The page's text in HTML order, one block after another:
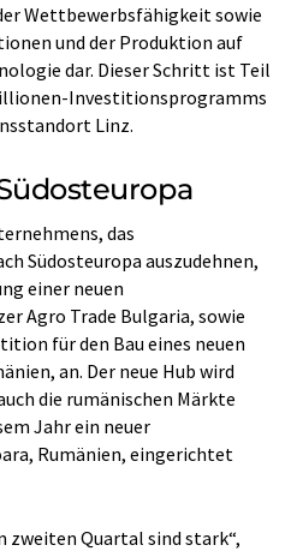
Wettbewerbsfähigkeit sowie
und der Produktion auf
dar. Dieser Schritt ist Teil
Investitionsprogramms
Linz.
das
Südosteuropa auszudehnen,
einer neuen
Agro Trade Bulgaria, sowie
für den Bau eines neuen
an. Der neue Hub wird
die rumänischen Märkte
Jahr ein neuer
Rumänien, eingerichtet
zweiten Quartal sind stark“,